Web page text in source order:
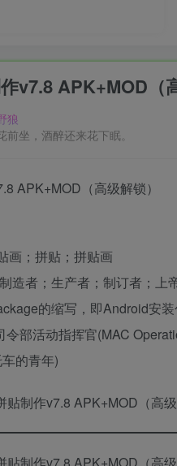
v7.8 APK+MOD（
狼
前坐，酒醉还来花下眠。
APK+MOD（高级解锁）
画；拼贴；拼贴画
造者；生产者；制订者；上
的缩写，即Android安
令部活动指挥官(MAC
的青年)